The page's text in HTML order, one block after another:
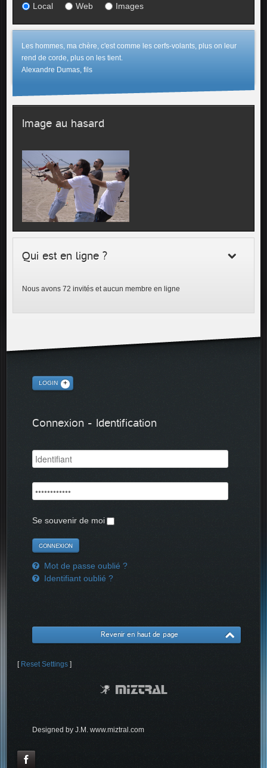
Local Web Images
Les hommes, ma chère, c'est comme les cerfs-volants, plus on leur
rend de corde, plus on les tient.
Alexandre Dumas, fils
Image au hasard
Qui est en ligne ?
Nous avons 72 invités et aucun membre en ligne
LOGIN
Connexion - Identification
Se souvenir de moi
Mot de passe oublié ?
Identifiant oublié ?
Revenir en haut de page
[ Reset Settings ]
Designed by J.M. www.miztral.com